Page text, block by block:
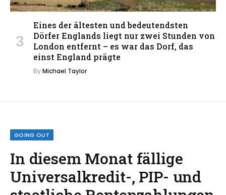
Eines der ältesten und bedeutendsten
Dörfer Englands liegt nur zwei Stunden von
London entfernt – es war das Dorf, das
einst England prägte
ByMichael Taylor
GOING OUT
In diesem Monat fällige
Universalkredit-, PIP- und